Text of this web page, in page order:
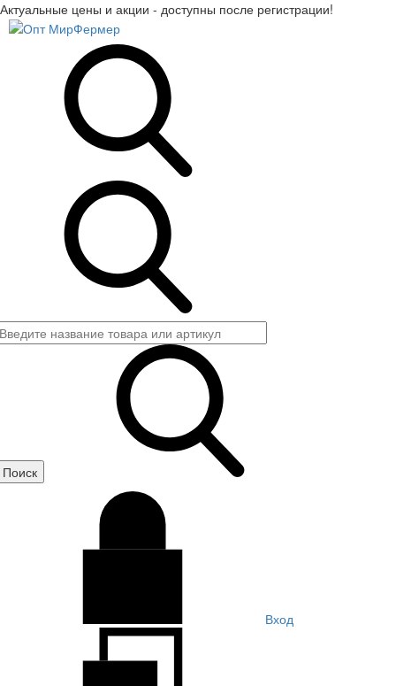
Актуальные цены и акции - доступны после регистрации!
Вход